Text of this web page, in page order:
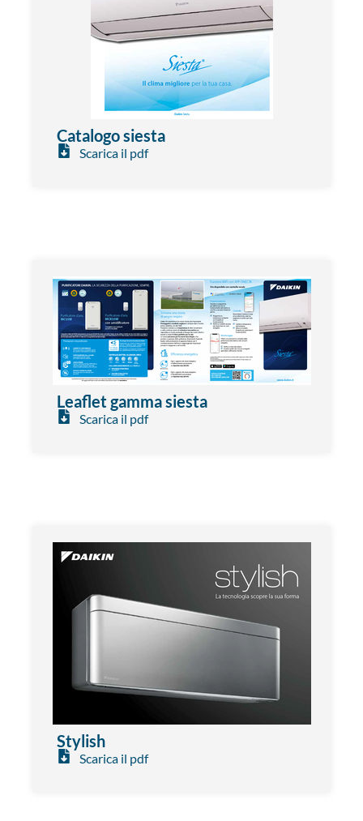
Catalogo siesta
Scarica il pdf
Leaflet gamma siesta
Scarica il pdf
Stylish
Scarica il pdf